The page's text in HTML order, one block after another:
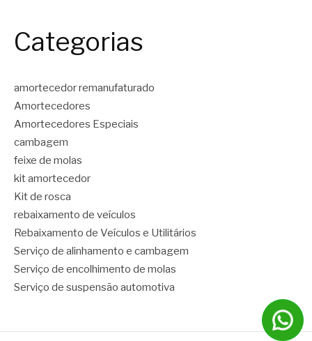
Categorias
amortecedor remanufaturado
Amortecedores
Amortecedores Especiais
cambagem
feixe de molas
kit amortecedor
Kit de rosca
rebaixamento de veículos
Rebaixamento de Veículos e Utilitários
Serviço de alinhamento e cambagem
Serviço de encolhimento de molas
Serviço de suspensão automotiva